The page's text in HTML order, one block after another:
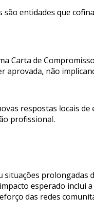
entidades que
Carta de
aprovada, não
respostas locais
profissional.
situações prolongadas
esperado inclui
das redes